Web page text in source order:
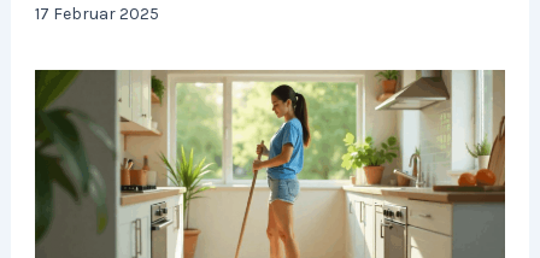
17 Februar 2025